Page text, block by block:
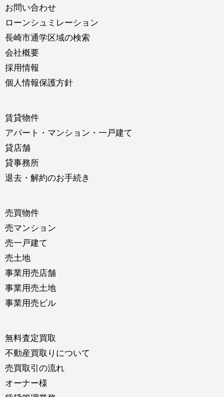
お問い合わせ
ローンシュミレーション
長崎市通学区域の検索
会社概要
採用情報
個人情報保護方針
賃貸物件
アパート・マンション・一戸建て
貸店舗
貸事務所
退去・解約のお手続き
売買物件
売マンション
売一戸建て
売土地
事業用売店舗
事業用売土地
事業用売ビル
無料査定買取
不動産買取りについて
売買取引の流れ
オーナー様